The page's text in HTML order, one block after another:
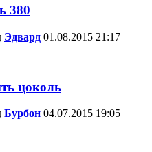
380
Эдвард 01.08.2015 21:17
цоколь
Бурбон 04.07.2015 19:05